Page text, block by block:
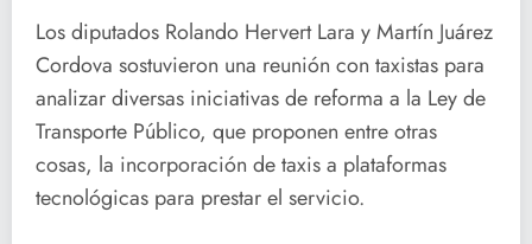
Los diputados Rolando Hervert Lara y Martín Juárez
Cordova sostuvieron una reunión con taxistas para
analizar diversas iniciativas de reforma a la Ley de
Transporte Público, que proponen entre otras
cosas, la incorporación de taxis a plataformas
tecnológicas para prestar el servicio.